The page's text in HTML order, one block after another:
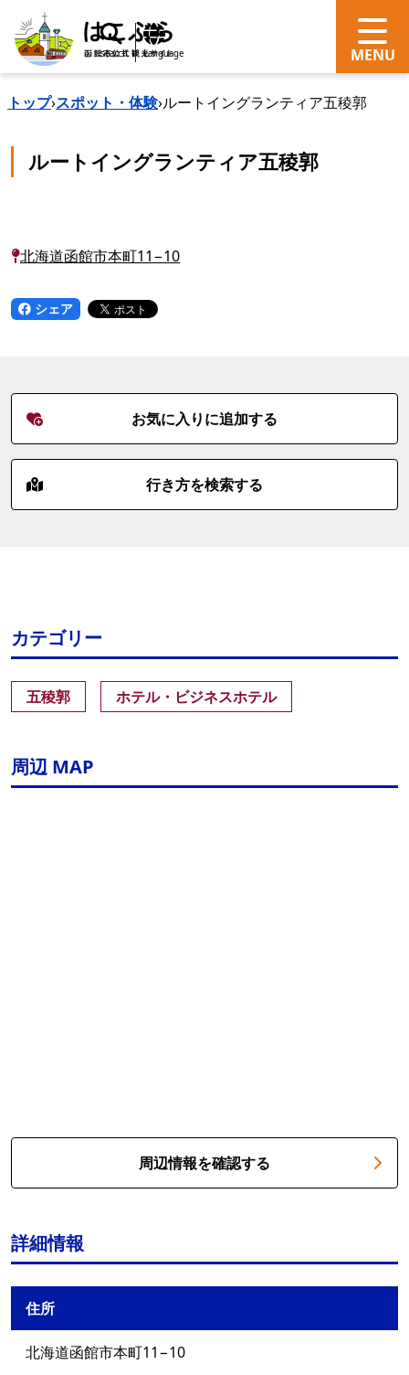
search Language
トップ›スポット・体験›ルートイングランティア五稜郭
ルートイングランティア五稜郭
北海道函館市本町11−10
シェア
お気に入りに追加する
行き方を検索する
カテゴリー
五稜郭 ホテル・ビジネスホテル
周辺 MAP
周辺情報を確認する
詳細情報
住所
北海道函館市本町11−10